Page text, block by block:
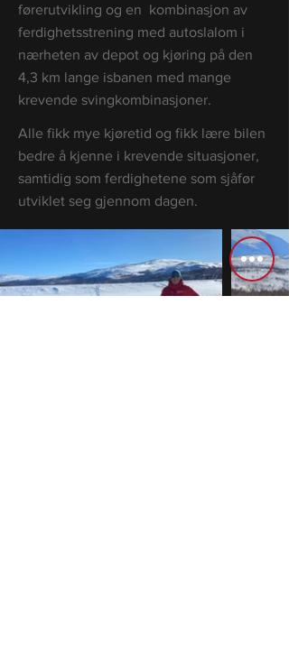
førerutvikling og en kombinasjon av
ferdighetsstrening med autoslalom i
nærheten av depot og kjøring på den
4,3 km lange isbanen med mange
krevende svingkombinasjoner.
Alle fikk mye kjøretid og fikk lære bilen
bedre å kjenne i krevende situasjoner,
samtidig som ferdighetene som sjåfør
utviklet seg gjennom dagen.